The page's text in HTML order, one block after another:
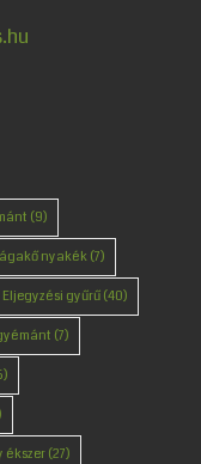
(9)
nyakék(7)
Eljegyzési gyűrű(40)
(7)
ékszer(27)